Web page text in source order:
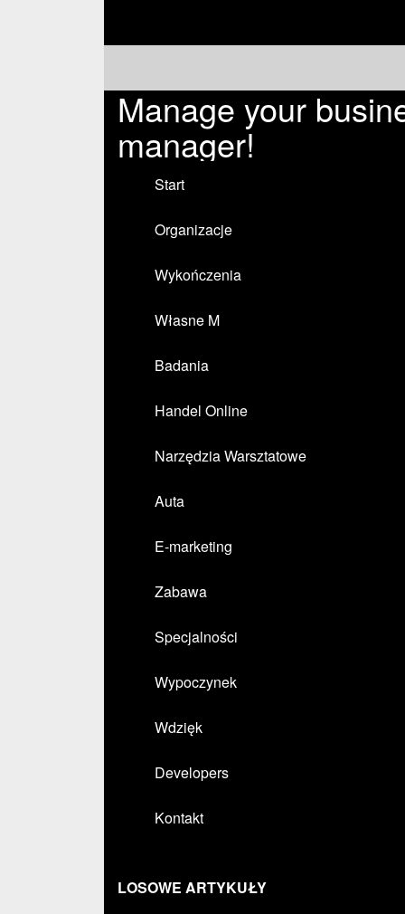
Manage your
manager!
Start
Organizacje
Wykończenia
Własne M
Badania
Handel Online
Narzędzia Warsztatowe
Auta
E-marketing
Zabawa
Specjalności
Wypoczynek
Wdzięk
Developers
Kontakt
LOSOWE ARTYKUŁY